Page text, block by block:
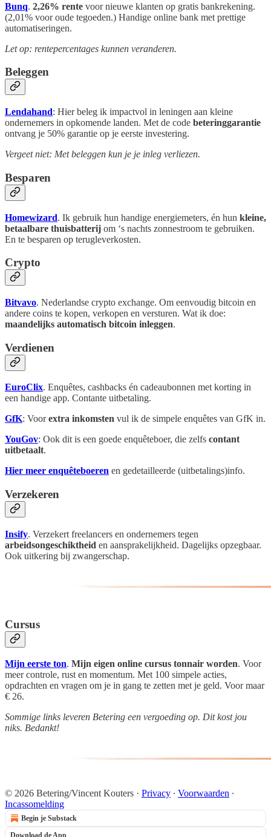
Bunq. 2,26% rente voor nieuwe klanten op gratis bankrekening.
(2,01% voor oude tegoeden.) Handige online bank met prettige
automatiseringen.
Let op: rentepercentages kunnen veranderen.
Beleggen
Lendahand: Hier beleg ik impactvol in leningen aan kleine
ondernemers in opkomende landen. Met de code beteringgarantie
ontvang je 50% garantie op je eerste investering.
Vergeet niet: Met beleggen kun je je inleg verliezen.
Besparen
Homewizard. Ik gebruik hun handige energiemeters, én hun kleine,
betaalbare thuisbatterij om ‘s nachts zonnestroom te gebruiken.
En te besparen op terugleverkosten.
Crypto
Bitvavo. Nederlandse crypto exchange. Om eenvoudig bitcoin en
andere coins te kopen, verkopen en versturen. Wat ik doe:
maandelijks automatisch bitcoin inleggen.
Verdienen
EuroClix. Enquêtes, cashbacks én cadeaubonnen met korting in
een handige app. Contante uitbetaling.
GfK: Voorextra inkomsten vul ik de simpele enquêtes van GfK in.
YouGov: Ook dit is een goede enquêteboer, die zelfs contant
uitbetaalt.
Hier meer enquêteboeren en gedetailleerde (uitbetalings)info.
Verzekeren
Insify. Verzekert freelancers en ondernemers tegen
arbeidsongeschiktheid en aansprakelijkheid. Dagelijks opzegbaar.
Ook uitkering bij zwangerschap.
Cursus
Mijn eerste ton. Mijn eigen online cursus tonnair worden. Voor
meer controle, rust en momentum. Met 100 simpele acties,
opdrachten en vragen om je in gang te zetten met je geld. Voor maar
€ 26.
Sommige links leveren Betering een vergoeding op. Dit kost jou
niks. Bedankt!
© 2026 Betering/Vincent Kouters · Privacy ∙ Voorwaarden ∙
Incassomelding
Begin je Substack